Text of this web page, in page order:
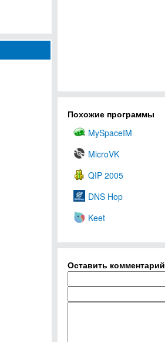
Похожие программы
MySpaceIM
MicroVK
QIP 2005
DNS Hop
Keet
Оставить комментарий